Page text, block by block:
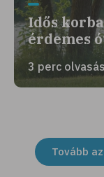
Idős
érdemes
3 perc
Tovább